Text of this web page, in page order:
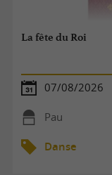
La fête du Roi
07/08/2026
Pau
Danse